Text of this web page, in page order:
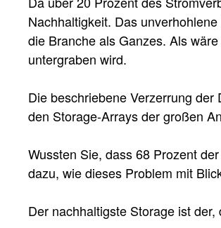
Nachhaltigkeit. Das
die Branche als Ganzes. Als
untergraben wird.
Die beschriebene Verzerrung
den Storage-Arrays der großen
Wussten Sie, dass 68 Prozent
dazu, wie dieses Problem mit
Der nachhaltigste Storage ist